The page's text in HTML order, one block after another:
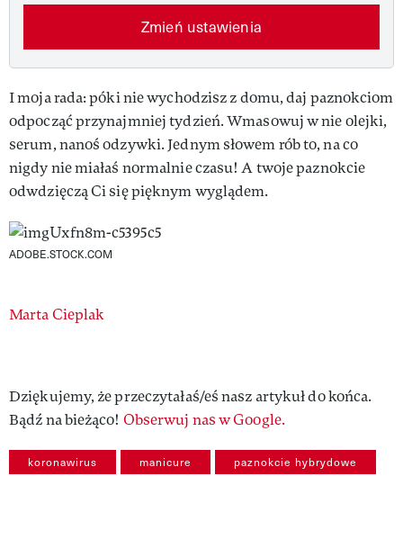
Zmień ustawienia
I moja rada: póki nie wychodzisz z domu, daj paznokciom
odpocząć przynajmniej tydzień. Wmasowuj w nie olejki,
serum, nanoś odzywki. Jednym słowem rób to, na co
nigdy nie miałaś normalnie czasu! A twoje paznokcie
odwdzięczą Ci się pięknym wyglądem.
ADOBE.STOCK.COM
Authors
Marta Cieplak
Dziękujemy, że przeczytałaś/eś nasz artykuł do końca.
Bądź na bieżąco! Obserwuj nas w Google.
koronawirus manicure paznokcie hybrydowe